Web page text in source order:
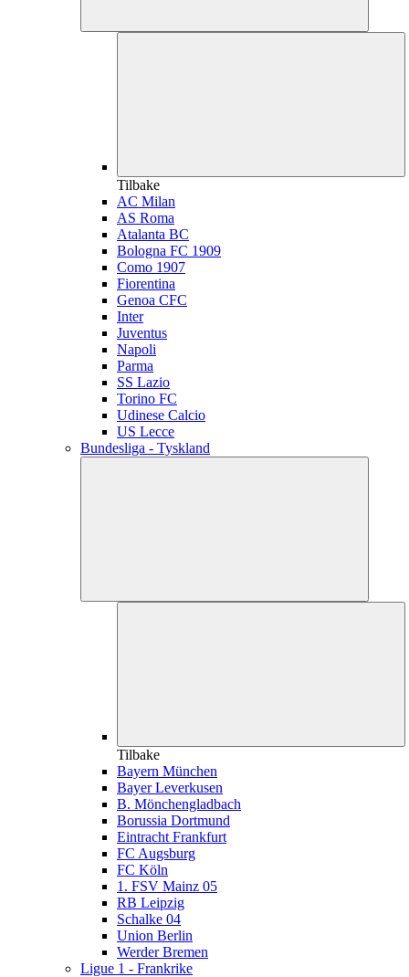
Tilbake
AC Milan
AS Roma
Atalanta BC
Bologna FC 1909
Como 1907
Fiorentina
Genoa CFC
Inter
Juventus
Napoli
Parma
SS Lazio
Torino FC
Udinese Calcio
US Lecce
Bundesliga - Tyskland
Tilbake
Bayern München
Bayer Leverkusen
B. Mönchengladbach
Borussia Dortmund
Eintracht Frankfurt
FC Augsburg
FC Köln
1. FSV Mainz 05
RB Leipzig
Schalke 04
Union Berlin
Werder Bremen
Ligue 1 - Frankrike